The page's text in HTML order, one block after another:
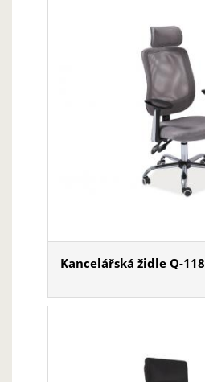
Kancelářská židle Q-118